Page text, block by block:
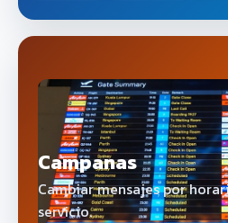
Campanas
Cambiar mensajes por
servicio.